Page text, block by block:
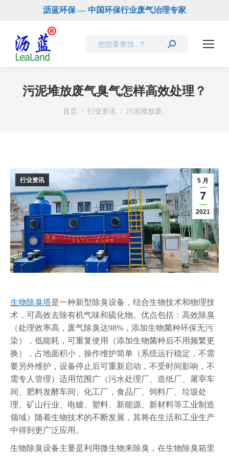
沥蓝环保 — 中国环保行业废气治理专家
Search:
污泥堆放废气臭气怎样高效处理？
您在这里：
首页 行业资讯 污泥堆放废…
5 月
7
2021
行业资讯
生物除臭塔是一种新型除臭设备，结合生物技术和物理技
术，可高效去除有机气味和硫化物。优点包括：高效除臭
（处理效率高，废气除臭达98%，添加生物菌种环保无污
染），低能耗，可重复使用（添加生物菌种后不用频繁更
换），占地面积小，操作维护简单（系统运行稳定，不需
要另外维护，设备停止后可重新启动，不受时间影响，不
需专人管理）适用范围广（污水处理厂、造纸厂、屠宰车
间、肥料发酵车间、化工厂，食品厂、饲料厂、垃圾处
理、矿山行业、电镀、塑料、新能源、新材料等工业制造
领域）随着生物技术的不断发展，其将在生活和工业生产
中得到更广泛应用。
生物除臭设备主要是利用微生物来除臭，在生物除臭箱里